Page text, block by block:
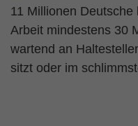
11 Millionen
Arbeit mindestens 30
wartend an
sitzt oder im